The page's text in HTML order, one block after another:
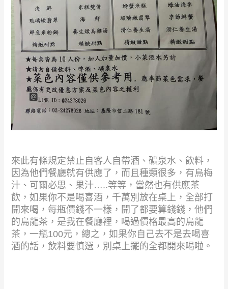
來此有條規定禁止自客人自帶酒、礦泉水、飲料，
因為他們餐廳就有供應了，而且種類很多，有烏梅
汁、可爾必思、果汁…..等等，當然也有供應茶
飲，如果你不是喝喜酒，千萬別放在桌上，全部打
開來喝，每瓶價錢不一樣，開了都要算錢錢，他們
的烏龍茶，是我在餐廳裡，喝過價格最高的烏龍
茶，一瓶100元，總之，如果你自己去不是去喝喜
酒的話，飲料要慎選，別桌上擺的全都開來喝啦。